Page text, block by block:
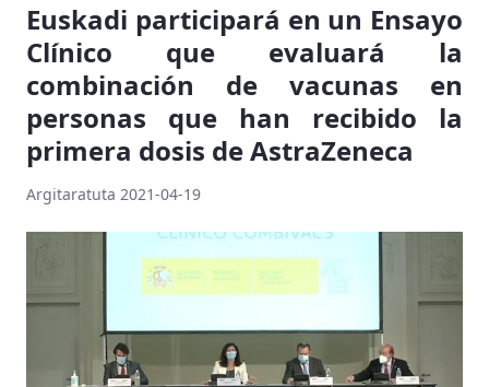
Euskadi participará en un Ensayo
Clínico que evaluará la
combinación de vacunas en
personas que han recibido la
primera dosis de AstraZeneca
Argitaratuta 2021-04-19